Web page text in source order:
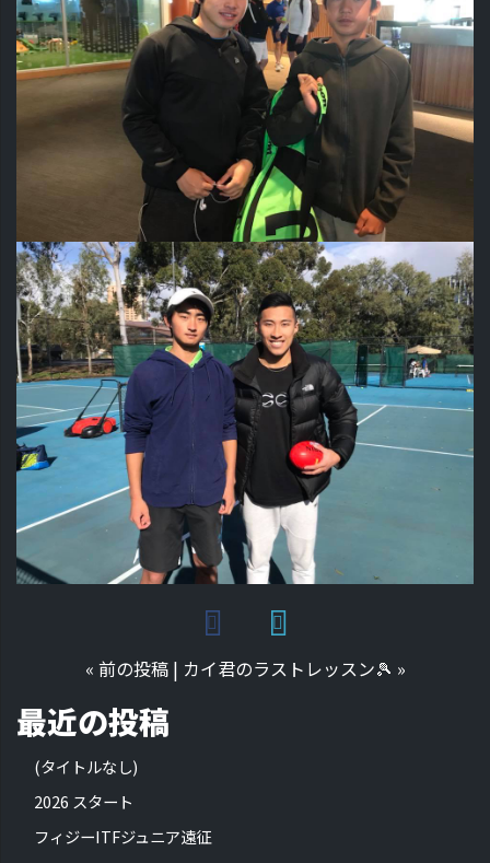
« 前の投稿| カイ君のラストレッスン🎾 »
最近の投稿
(タイトルなし)
2026 スタート
フィジーITFジュニア遠征